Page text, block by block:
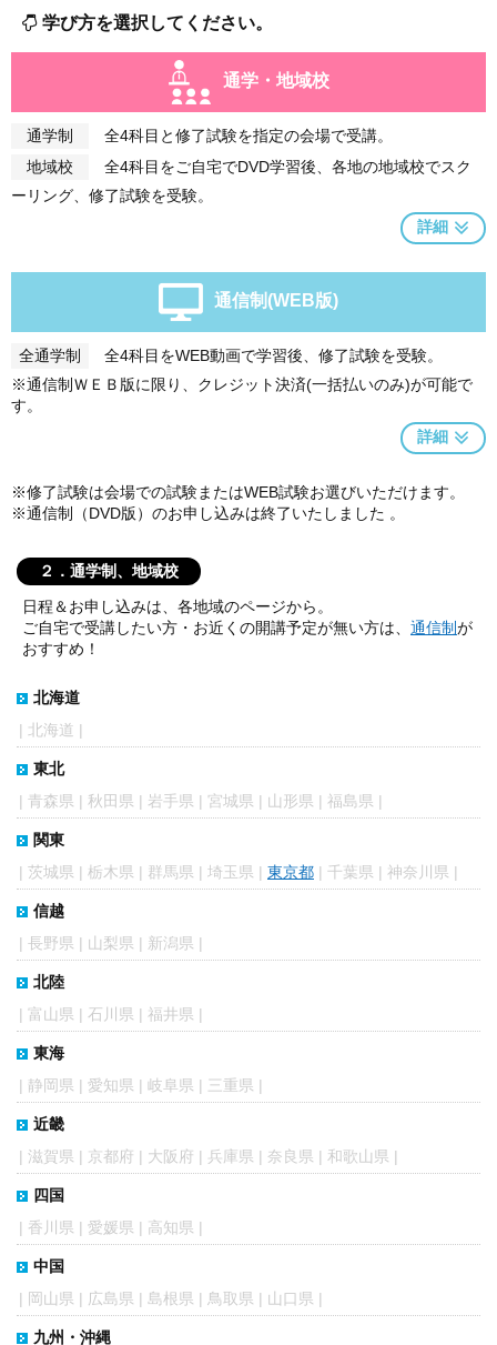
学び方を選択してください。
通学・地域校
通学制
全4科目と修了試験を指定の会場で受講。
地域校
全4科目をご自宅でDVD学習後、各地の地域校でスク
ーリング、修了試験を受験。
詳細
通信制(WEB版)
全通学制
全4科目をWEB動画で学習後、修了試験を受験。
※通信制ＷＥＢ版に限り、クレジット決済(一括払いのみ)が可能で
す。
詳細
※修了試験は会場での試験またはWEB試験お選びいただけます。
※通信制（DVD版）のお申し込みは終了いたしました 。
２．通学制、地域校
日程＆お申し込みは、各地域のページから。
ご自宅で受講したい方・お近くの開講予定が無い方は、 通信制が
おすすめ！
北海道
| 北海道 |
東北
| 青森県 | 秋田県 | 岩手県 | 宮城県 | 山形県 | 福島県 |
関東
| 茨城県 | 栃木県 | 群馬県 | 埼玉県 | 東京都 | 千葉県 | 神奈川県 |
信越
| 長野県 | 山梨県 | 新潟県 |
北陸
| 富山県 | 石川県 | 福井県 |
東海
| 静岡県 | 愛知県 | 岐阜県 | 三重県 |
近畿
| 滋賀県 | 京都府 | 大阪府 | 兵庫県 | 奈良県 | 和歌山県 |
四国
| 香川県 | 愛媛県 | 高知県 |
中国
| 岡山県 | 広島県 | 島根県 | 鳥取県 | 山口県 |
九州・沖縄